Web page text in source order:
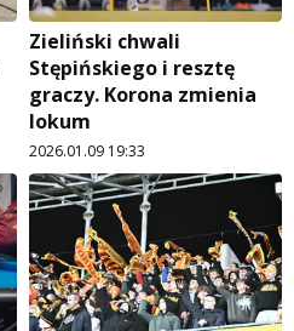
Zieliński chwali
Stępińskiego i resztę
graczy. Korona zmienia
lokum
2026.01.09 19:33